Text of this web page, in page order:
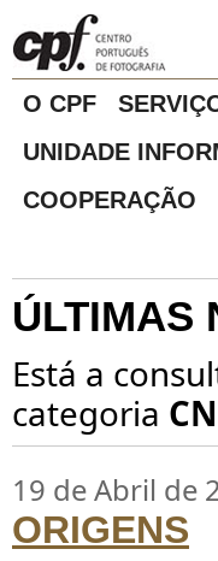
O CPF
UNIDADE
COOPERAÇÃO
ÚLTIMAS
Está a
categoria
19 de Abril de
ORIGENS